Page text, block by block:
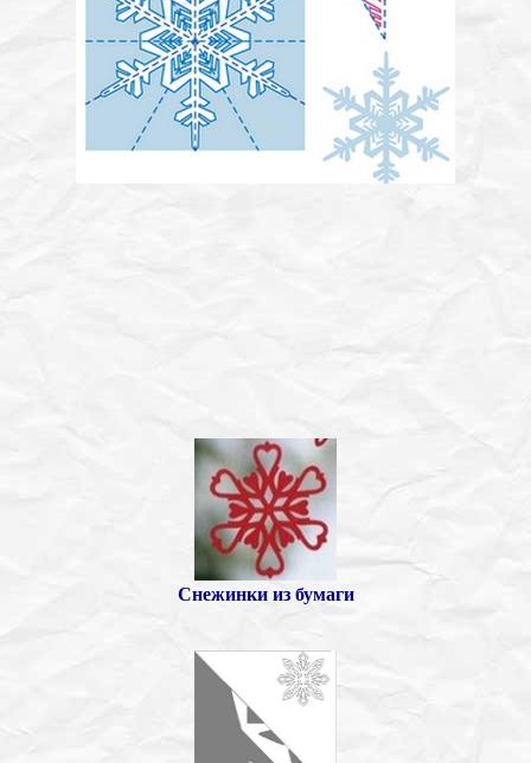
Снежинки из бумаги